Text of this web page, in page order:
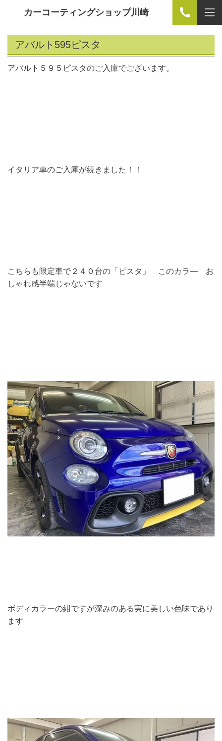
カーコーティングショップ川崎
アバルト595ピスタ
アバルト５９５ピスタのご入庫でございます。
イタリア車のご入庫が続きました！！
こちらも限定車で２４０台の「ピスタ」 このカラ― お
しゃれ感半端じゃないです
ボディカラーの紺ですが深みのある実に美しい色味であり
ます